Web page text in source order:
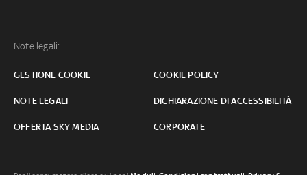
Note legali:
GESTIONE COOKIE COOKIE POLICY
NOTE LEGALI DICHIARAZIONE DI ACCESSIBILITÀ
OFFERTA SKY MEDIA CORPORATE